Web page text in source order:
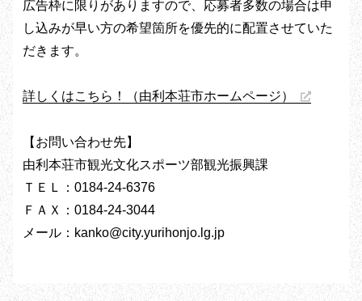
広告枠に限りがありますので、応募者多数の場合は申
し込みが早い方の希望箇所を優先的に配置させていた
だきます。
詳しくはこちら！（由利本荘市ホームページ）
【お問い合わせ先】
由利本荘市観光文化スポーツ部観光振興課
ＴＥＬ：0184-24-6376
ＦＡＸ：0184-24-3044
メール：kanko@city.yurihonjo.lg.jp